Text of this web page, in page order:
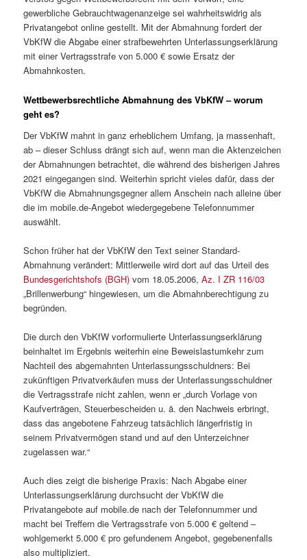
gewerbliche Gebrauchtwagenanzeige sei wahrheitswidrig als
Privatangebot online gestellt. Mit der Abmahnung fordert der
VbKfW die Abgabe einer strafbewehrten Unterlassungserklärung
mit einer Vertragsstrafe von 5.000 € sowie Ersatz der
Abmahnkosten.
Wettbewerbsrechtliche Abmahnung des VbKfW – worum
geht es?
Der VbKfW mahnt in ganz erheblichem Umfang, ja massenhaft,
ab – dieser Schluss drängt sich auf, wenn man die Aktenzeichen
der Abmahnungen betrachtet, die während des bisherigen Jahres
2021 eingegangen sind. Weiterhin spricht vieles dafür, dass der
VbKfW die Abmahnungsgegner allem Anschein nach alleine über
die im mobile.de-Angebot wiedergegebene Telefonnummer
auswählt.
Schon früher hat der VbKfW den Text seiner Standard-
Abmahnung verändert: Mittlerweile wird dort auf das Urteil des
Bundesgerichtshofs (BGH) vom 18.05.2006,Az. I ZR 116/03
„Brillenwerbung“ hingewiesen, um die Abmahnberechtigung zu
begründen.
Die durch den VbKfW vorformulierte Unterlassungserklärung
beinhaltet im Ergebnis weiterhin eine Beweislastumkehr zum
Nachteil des abgemahnten Unterlassungsschuldners: Bei
zukünftigen Privatverkäufen muss der Unterlassungsschuldner
die Vertragsstrafe nicht zahlen, wenn er „durch Vorlage von
Kaufverträgen, Steuerbescheiden u. ä. den Nachweis erbringt,
dass das angebotene Fahrzeug tatsächlich längerfristig in
seinem Privatvermögen stand und auf den Unterzeichner
zugelassen war.“
Auch dies zeigt die bisherige Praxis: Nach Abgabe einer
Unterlassungserklärung durchsucht der VbKfW die
Privatangebote auf mobile.de nach der Telefonnummer und
macht bei Treffern die Vertragsstrafe von 5.000 € geltend –
wohlgemerkt 5.000 € pro gefundenem Angebot, gegebenenfalls
also multipliziert.